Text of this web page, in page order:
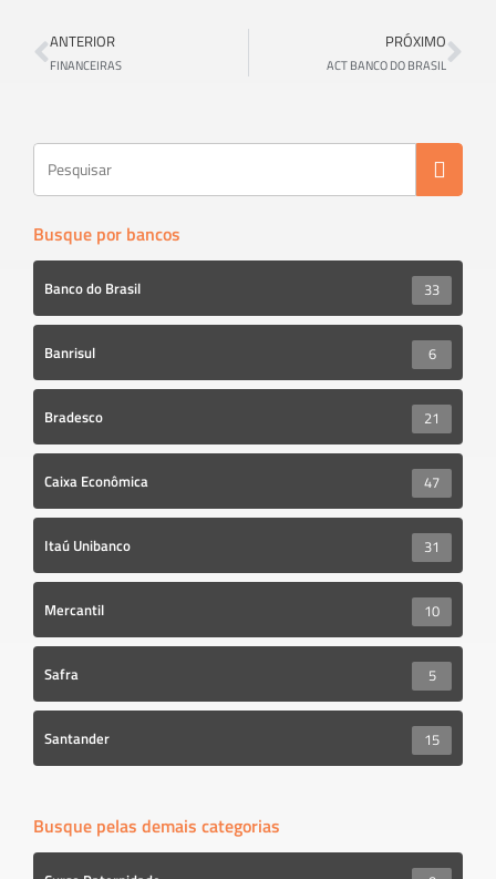
b
o er
ANTERIOR
FINANCEIRAS
PRÓXIMO
ACT BANCO DO BRASIL
Busque por bancos
Banco do Brasil 33
Banrisul 6
Bradesco 21
Caixa Econômica 47
Itaú Unibanco 31
Mercantil 10
Safra 5
Santander 15
Busque pelas demais categorias